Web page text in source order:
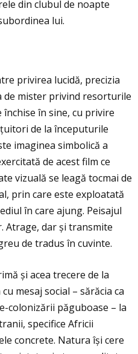
din clubul de noapte
lui.
privirea lucidă, precizia
mister privind resorturile
în sine, cu privire
de la începuturile
imaginea simbolică a
de acest film ce
vizuală se leagă tocmai de
prin care este exploatată
în care ajung. Peisajul
Atrage, dar și transmite
de tradus în cuvinte.
și acea trecere de la
mesaj social – sărăcia ca
colonizării păguboase – la
specifice Africii
concrete. Natura își cere